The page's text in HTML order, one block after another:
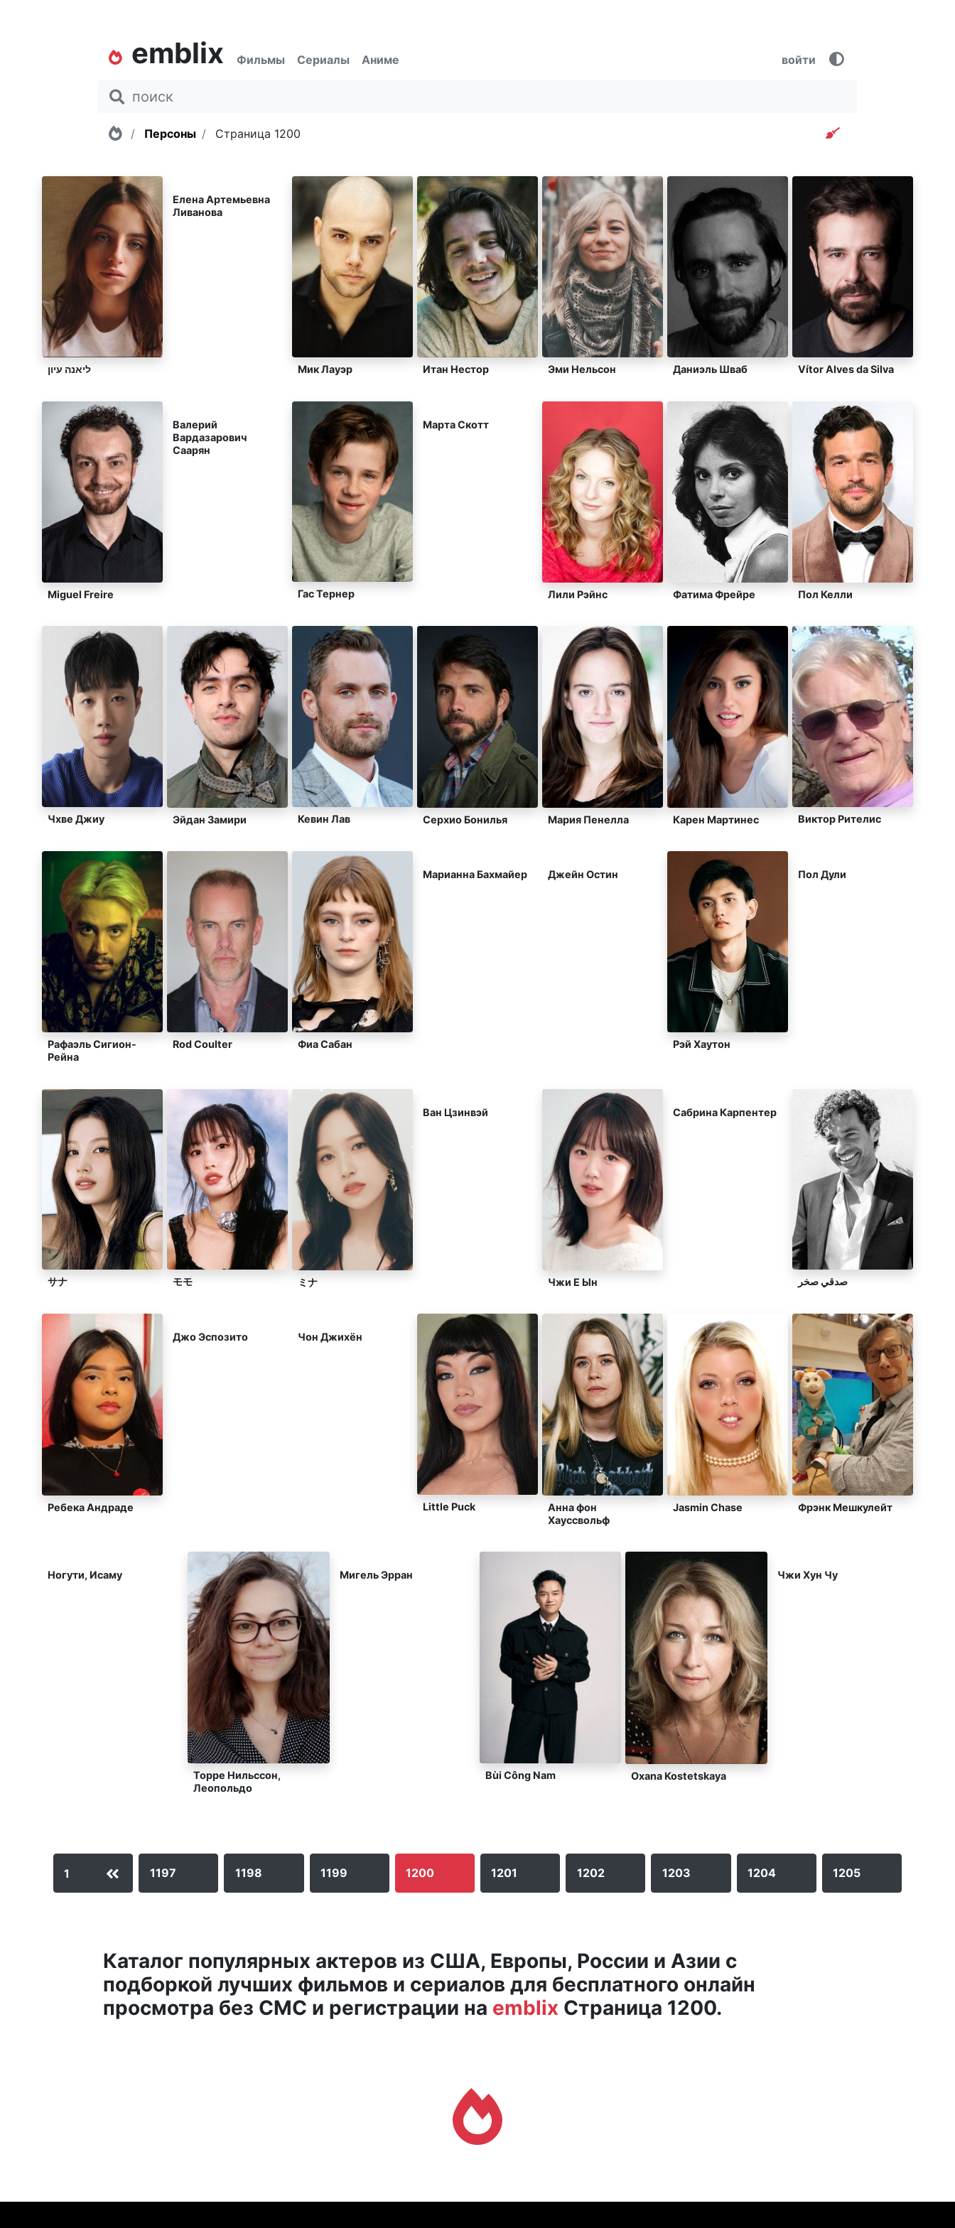
emblix Фильмы Сериалы Аниме войти
Главная
Персоны Страница 1200
ליאנה עיון
Елена Артемьевна
Ливанова
Мик Лауэр Итан Нестор Эми Нельсон Даниэль Шваб Vítor Alves da Silva
Miguel Freire
Валерий
Вардазарович
Саарян
Гас Тернер
Марта Скотт
Лили Рэйнс Фатима Фрейре Пол Келли
Чхве Джиу Эйдан Замири Кевин Лав Серхио Бонилья Мария Пенелла Карен Мартинес Виктор Рителис
Рафаэль Сигион-
Рейна
Rod Coulter Фиа Сабан
Марианна Бахмайер Джейн Остин
Рэй Хаутон
Пол Дули
サナ モモ ミナ
Ван Цзинвэй
Чжи Е Ын
Сабрина Карпентер
صدقي صخر
Ребека Андраде
Джо Эспозито Чон Джихён
Little Puck
Анна фон
Хауссвольф
Jasmin Chase Фрэнк Мешкулейт
Ногути, Исаму
Торре Нильссон,
Леопольдо
Мигель Эрран
Bùi Công Nam Oxana Kostetskaya
Чжи Хун Чу
1 1197 1198 1199 1200 1201 1202 1203 1204 1205
Каталог популярных актеров из США, Европы, России и Азии с
подборкой лучших фильмов и сериалов для бесплатного онлайн
просмотра без СМС и регистрации на emblix Страница 1200.